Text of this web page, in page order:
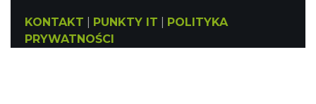
KONTAKT PUNKTY IT
POLITYKA
PRYWATNOŚCI